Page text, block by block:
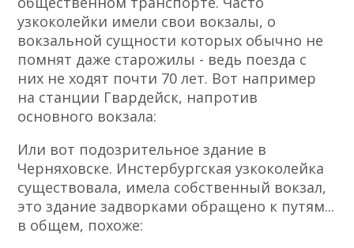
узкоколейки имели свои вокзалы, о
вокзальной сущности которых обычно не
помнят даже старожилы - ведь поезда с
них не ходят почти 70 лет. Вот например
на станции Гвардейск, напротив
основного вокзала:
Или вот подозрительное здание в
Черняховске. Инстербургская узкоколейка
существовала, имела собственный вокзал,
это здание задворками обращено к путям...
в общем, похоже: